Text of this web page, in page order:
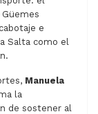
e
Salta como el
Manuela
la
de sostener al